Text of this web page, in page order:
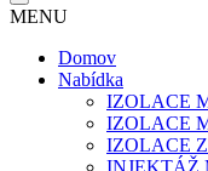
MENU
Domov
Nabídka
IZOLACE
IZOLACE
IZOLACE
INJEKTÁŽ